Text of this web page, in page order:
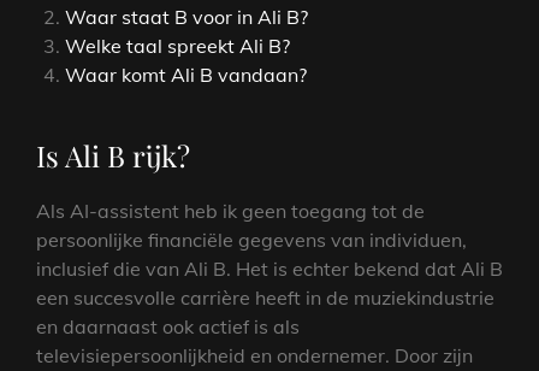
Waar staat B voor in Ali B?
Welke taal spreekt Ali B?
Waar komt Ali B vandaan?
Is Ali B rijk?
Als AI-assistent heb ik geen toegang tot de
persoonlijke financiële gegevens van individuen,
inclusief die van Ali B. Het is echter bekend dat Ali B
een succesvolle carrière heeft in de muziekindustrie
en daarnaast ook actief is als
televisiepersoonlijkheid en ondernemer. Door zijn